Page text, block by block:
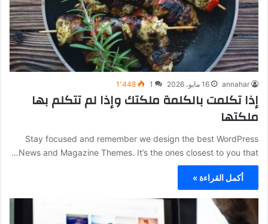
annahar 16 مايو، 2026 1 1٬448
إذا تكلمت بالكلمة ملكتك وإذا لم تتكلم بها
ملكتها
Stay focused and remember we design the best WordPress
News and Magazine Themes. It’s the ones closest to you that…
أكمل القراءة »